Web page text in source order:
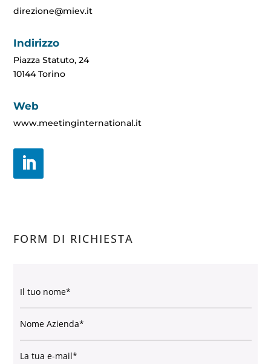
direzione@miev.it
Indirizzo
Piazza Statuto, 24
10144 Torino
Web
www.meetinginternational.it
FORM DI RICHIESTA